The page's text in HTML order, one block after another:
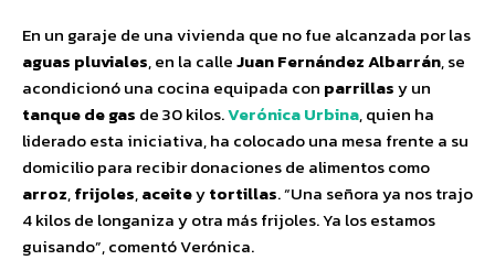
En un garaje de una vivienda que no fue alcanzada por las
aguas pluviales, en la calleJuan Fernández Albarrán, se
acondicionó una cocina equipada con parrillasy un
tanque de gas de 30 kilos.Verónica Urbina, quien ha
liderado esta iniciativa, ha colocado una mesa frente a su
domicilio para recibir donaciones de alimentos como
arroz,frijoles,aceiteytortillas. “Una señora ya nos trajo
4 kilos de longaniza y otra más frijoles. Ya los estamos
guisando”, comentó Verónica.